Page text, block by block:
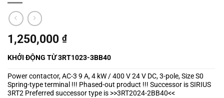
1,250,000 ₫
KHỞI ĐỘNG TỪ 3RT1023-3BB40
Power contactor, AC-3 9 A, 4 kW / 400 V 24 V DC, 3-pole, Size S0
Spring-type terminal !!! Phased-out product !!! Successor is SIRIUS
3RT2 Preferred successor type is >>3RT2024-2BB40<<